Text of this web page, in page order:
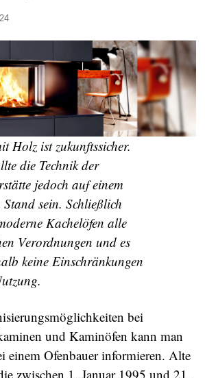
Holz ist zukunftssicher.
die Technik der
jedoch auf einem
sein. Schließlich
Kachelöfen alle
Verordnungen und es
keine Einschränkungen
bei
und Kaminöfen kann man
einem Ofenbauer informieren. Alte
zwischen 1. Januar 1995 und 21.